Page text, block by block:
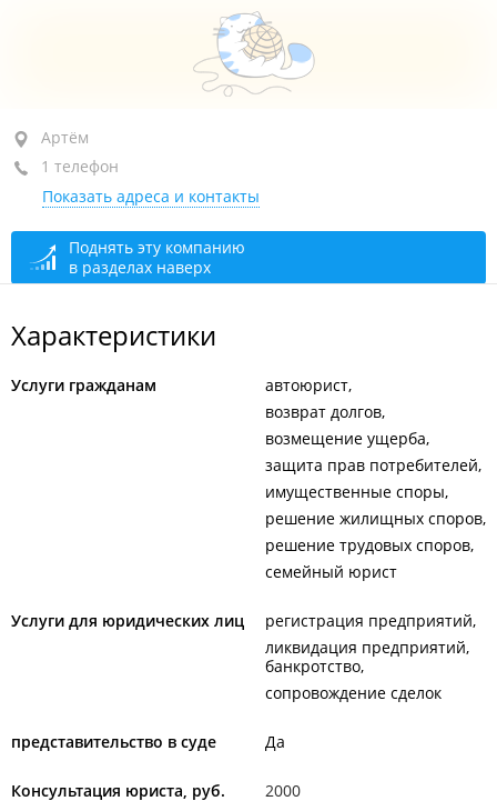
Артём, ул. Дзержинского, 35/1
1-й этаж, оф. 6
+7 962 337-59-22
закрыто, откроется в 09:00
Артём
1 телефон
Показать адреса и контакты
Поднять эту компанию
в разделах наверх
Характеристики
Услуги гражданам
автоюрист
возврат долгов
возмещение ущерба
защита прав потребителей
имущественные споры
решение жилищных споров
решение трудовых споров
семейный юрист
Услуги для юридических лиц
регистрация предприятий
ликвидация предприятий,
банкротство
сопровождение сделок
представительство в суде Да
Консультация юриста, руб. 2000